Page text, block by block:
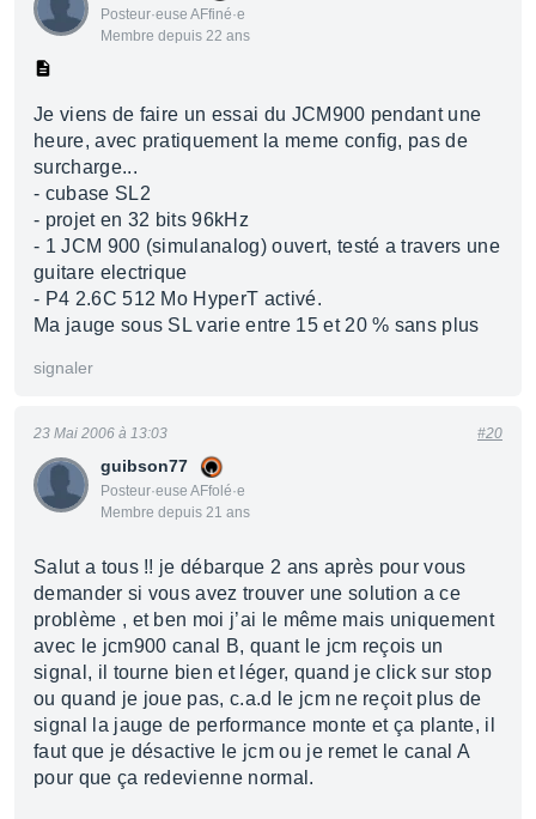
Posteur·euse AFfiné·e
Membre depuis 22 ans
Je viens de faire un essai du JCM900 pendant une
heure, avec pratiquement la meme config, pas de
surcharge...
- cubase SL2
- projet en 32 bits 96kHz
- 1 JCM 900 (simulanalog) ouvert, testé a travers une
guitare electrique
- P4 2.6C 512 Mo HyperT activé.
Ma jauge sous SL varie entre 15 et 20 % sans plus
signaler
guibson77
Posteur·euse AFfolé·e
Membre depuis 21 ans
23 Mai 2006 à 13:03 #20
Salut a tous !! je débarque 2 ans après pour vous
demander si vous avez trouver une solution a ce
problème , et ben moi j’ai le même mais uniquement
avec le jcm900 canal B, quant le jcm reçois un
signal, il tourne bien et léger, quand je click sur stop
ou quand je joue pas, c.a.d le jcm ne reçoit plus de
signal la jauge de performance monte et ça plante, il
faut que je désactive le jcm ou je remet le canal A
pour que ça redevienne normal.